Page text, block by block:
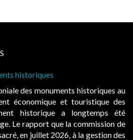
historiques
des monuments historiques au
économique et touristique des
historique a longtemps été
Le rapport que la commission de
en juillet 2026, à la gestion des